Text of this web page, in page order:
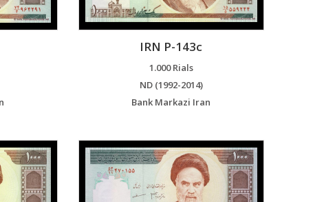
IRN P-143c
1.000 Rials
ND (1992-2014)
Bank Markazi Iran